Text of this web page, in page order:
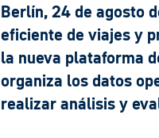
Berlín, 24 de agosto
eficiente de viajes y
la nueva plataforma
organiza los datos
realizar análisis y